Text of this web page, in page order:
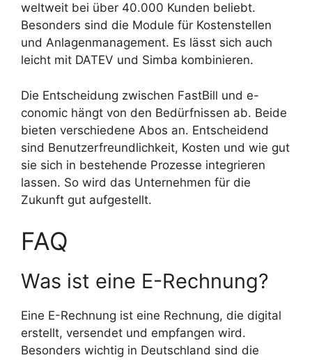
weltweit bei über 40.000 Kunden beliebt.
Besonders sind die Module für Kostenstellen
und Anlagenmanagement. Es lässt sich auch
leicht mit DATEV und Simba kombinieren.
Die Entscheidung zwischen FastBill und e-
conomic hängt von den Bedürfnissen ab. Beide
bieten verschiedene Abos an. Entscheidend
sind Benutzerfreundlichkeit, Kosten und wie gut
sie sich in bestehende Prozesse integrieren
lassen. So wird das Unternehmen für die
Zukunft gut aufgestellt.
FAQ
Was ist eine E-Rechnung?
Eine E-Rechnung ist eine Rechnung, die digital
erstellt, versendet und empfangen wird.
Besonders wichtig in Deutschland sind die